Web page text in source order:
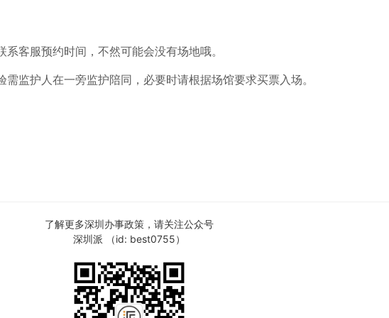
客服预约时间，不然可能会没有场地哦。
监护人在一旁监护陪同，必要时请根据场馆要求买票入场。
了解更多深圳办事政策，请关注公众号
深圳派 （id: best0755）